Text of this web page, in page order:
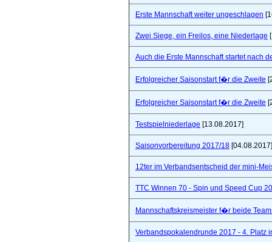
Erste Mannschaft weiter ungeschlagen
Zwei Siege, ein Freilos, eine Niederlage
Auch die Erste Mannschaft startet nach
Erfolgreicher Saisonstart f�r die Zweite
Erfolgreicher Saisonstart f�r die Zweite
Testspielniederlage [13.08.2017]
Saisonvorbereitung 2017/18 [04.08.2017]
12ter im Verbandsentscheid der mini-
TTC Winnen 70 - Spin und Speed Cup
Mannschaftskreismeister f�r beide
Verbandspokalendrunde 2017 - 4. Platz